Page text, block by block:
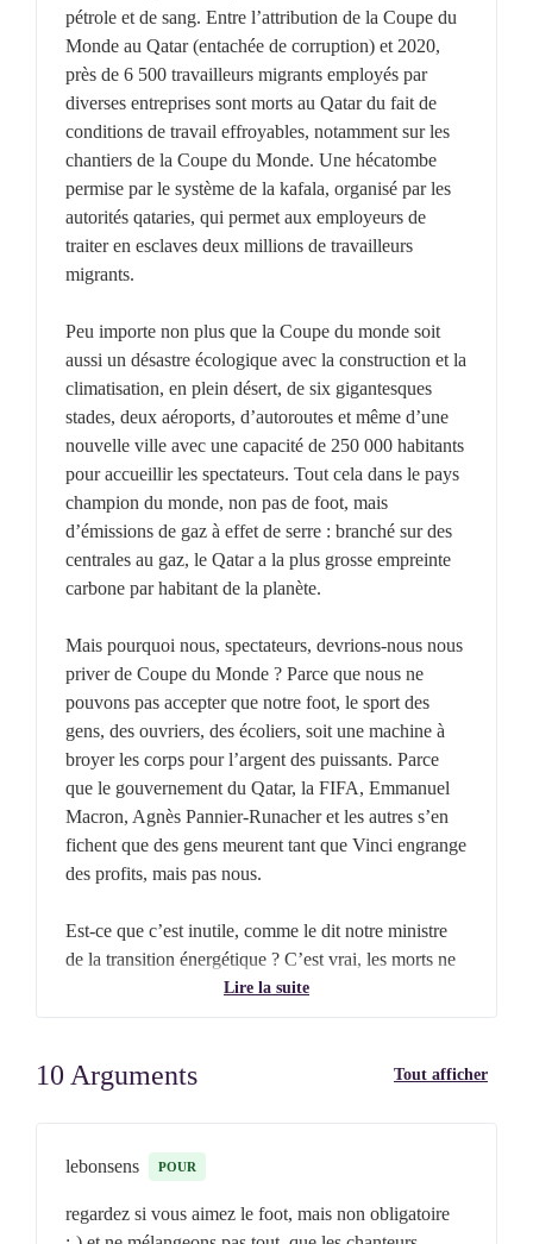
pétrole et de sang. Entre l’attribution de la Coupe du
Monde au Qatar (entachée de corruption) et 2020,
près de 6 500 travailleurs migrants employés par
diverses entreprises sont morts au Qatar du fait de
conditions de travail effroyables, notamment sur les
chantiers de la Coupe du Monde. Une hécatombe
permise par le système de la kafala, organisé par les
autorités qataries, qui permet aux employeurs de
traiter en esclaves deux millions de travailleurs
migrants.
Peu importe non plus que la Coupe du monde soit
aussi un désastre écologique avec la construction et la
climatisation, en plein désert, de six gigantesques
stades, deux aéroports, d’autoroutes et même d’une
nouvelle ville avec une capacité de 250 000 habitants
pour accueillir les spectateurs. Tout cela dans le pays
champion du monde, non pas de foot, mais
d’émissions de gaz à effet de serre : branché sur des
centrales au gaz, le Qatar a la plus grosse empreinte
carbone par habitant de la planète.
Mais pourquoi nous, spectateurs, devrions-nous nous
priver de Coupe du Monde ? Parce que nous ne
pouvons pas accepter que notre foot, le sport des
gens, des ouvriers, des écoliers, soit une machine à
broyer les corps pour l’argent des puissants. Parce
que le gouvernement du Qatar, la FIFA, Emmanuel
Macron, Agnès Pannier-Runacher et les autres s’en
fichent que des gens meurent tant que Vinci engrange
des profits, mais pas nous.
Est-ce que c’est inutile, comme le dit notre ministre
de la transition énergétique ? C’est vrai, les morts ne
seront pas ressuscités, le carbone ne retournera pas
rempli leurs poches en regardant leurs pubs, nous
fois avant d’associer leurs images à un tel carnage.
Le boycott est forcément difficile quand on est
Lire la suite
10 Arguments Tout afficher
lebonsens POUR
regardez si vous aimez le foot, mais non obligatoire